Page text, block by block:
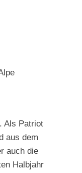
Als Patriot
aus dem
auch die
Halbjahr